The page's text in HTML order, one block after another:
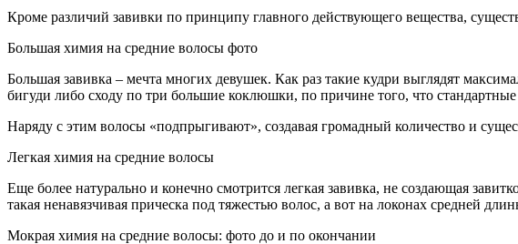
Кроме различий завивки по принципу главного действующего вещества,
Большая химия на средние волосы фото
Большая завивка – мечта многих девушек. Как раз такие кудри выглядят
бигуди либо сходу по три большие коклюшки, по причине того, что
Наряду с этим волосы «подпрыгивают», создавая громадный количество и
Легкая химия на средние волосы
Еще более натурально и конечно смотрится легкая завивка, не создающая
такая ненавязчивая прическа под тяжестью волос, а вот на локонах средней
Мокрая химия на средние волосы: фото до и по окончании